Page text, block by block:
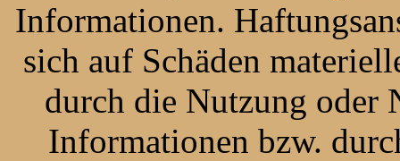
Informationen.
sich auf Schäden
durch die Nutzung oder
Informationen bzw.